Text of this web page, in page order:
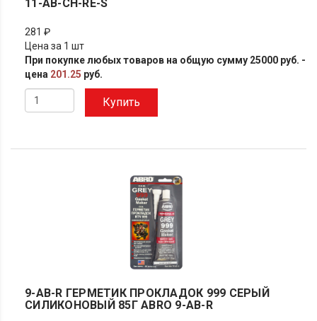
11-AB-CH-RE-S
281 ₽
Цена за 1 шт
При покупке любых товаров на общую сумму 25000 руб. -
цена 201.25 руб.
Купить
9-AB-R ГЕРМЕТИК ПРОКЛАДОК 999 СЕРЫЙ
СИЛИКОНОВЫЙ 85Г ABRO 9-AB-R